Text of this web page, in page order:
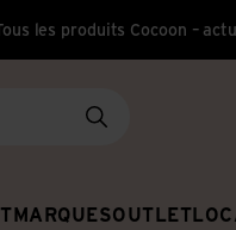
les produits Cocoon –
MARQUESOUTLET